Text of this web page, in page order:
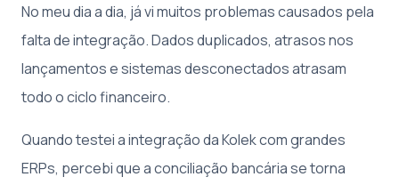
No meu dia a dia, já vi muitos problemas causados pela
falta de integração. Dados duplicados, atrasos nos
lançamentos e sistemas desconectados atrasam
todo o ciclo financeiro.
Quando testei a integração da Kolek com grandes
ERPs, percebi que a conciliação bancária se torna